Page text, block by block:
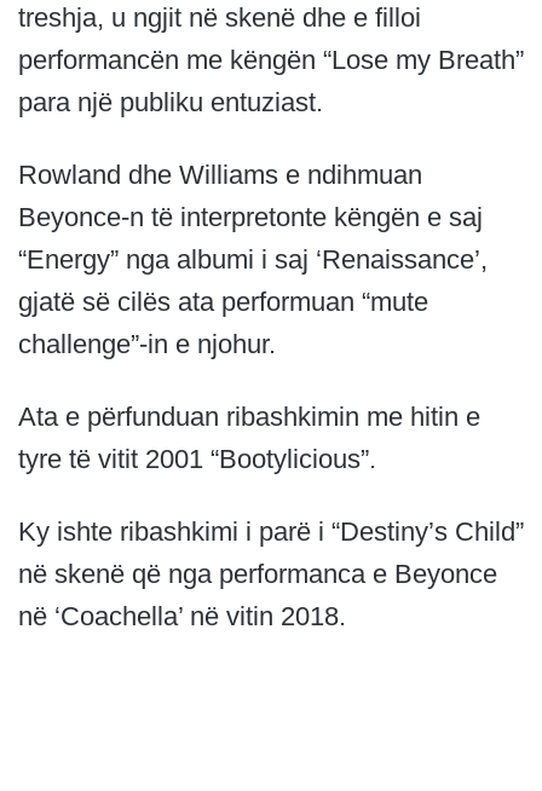
treshja, u ngjit në skenë dhe e filloi
performancën me këngën “Lose my Breath”
para një publiku entuziast.
Rowland dhe Williams e ndihmuan
Beyonce-n të interpretonte këngën e saj
“Energy” nga albumi i saj ‘Renaissance’,
gjatë së cilës ata performuan “mute
challenge”-in e njohur.
Ata e përfunduan ribashkimin me hitin e
tyre të vitit 2001 “Bootylicious”.
Ky ishte ribashkimi i parë i “Destiny’s Child”
në skenë që nga performanca e Beyonce
në ‘Coachella’ në vitin 2018.